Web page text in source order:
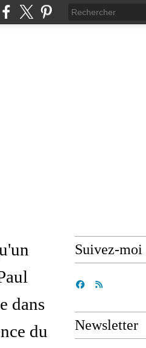
dans
du
Suivez-moi
Newsletter